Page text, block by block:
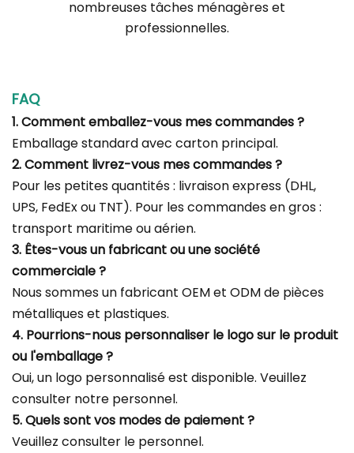
nombreuses tâches ménagères et
professionnelles.
FAQ
1. Comment emballez-vous mes commandes ?
Emballage standard avec carton principal.
2. Comment livrez-vous mes commandes ?
Pour les petites quantités : livraison express (DHL,
UPS, FedEx ou TNT). Pour les commandes en gros :
transport maritime ou aérien.
3. Êtes-vous un fabricant ou une société
commerciale ?
Nous sommes un fabricant OEM et ODM de pièces
métalliques et plastiques.
4. Pourrions-nous personnaliser le logo sur le produit
ou l'emballage ?
Oui, un logo personnalisé est disponible. Veuillez
consulter notre personnel.
5. Quels sont vos modes de paiement ?
Veuillez consulter le personnel.